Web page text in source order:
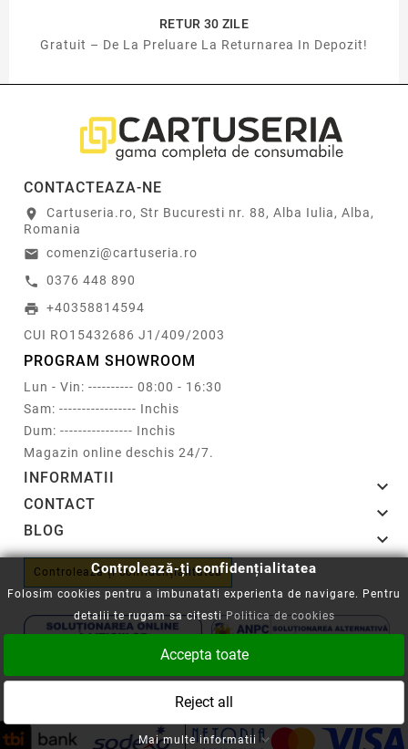
RETUR 30 ZILE
Gratuit – De La Preluare La Returnarea In Depozit!
CONTACTEAZA-NE
location_on
Cartuseria.ro, Str Bucuresti nr. 88, Alba Iulia, Alba,
Romania
email comenzi@cartuseria.ro
call 0376 448 890
print +40358814594
CUI RO15432686 J1/409/2003
PROGRAM SHOWROOM
Lun - Vin: ---------- 08:00 - 16:30
Sam: ----------------- Inchis
Dum: ---------------- Inchis
Magazin online deschis 24/7.
INFORMATII 
CONTACT 
BLOG 
Controlează-ți confidențialitatea
Copyright © 2008-2026 - Cartuseria.ro
Politica SOL
Controlează-ți confidențialitatea
Folosim cookies pentru a imbunatati experienta de navigare. Pentru
detalii te rugam sa citestiPolitica de cookies
Accepta toate
Reject all
Mai multe informatii